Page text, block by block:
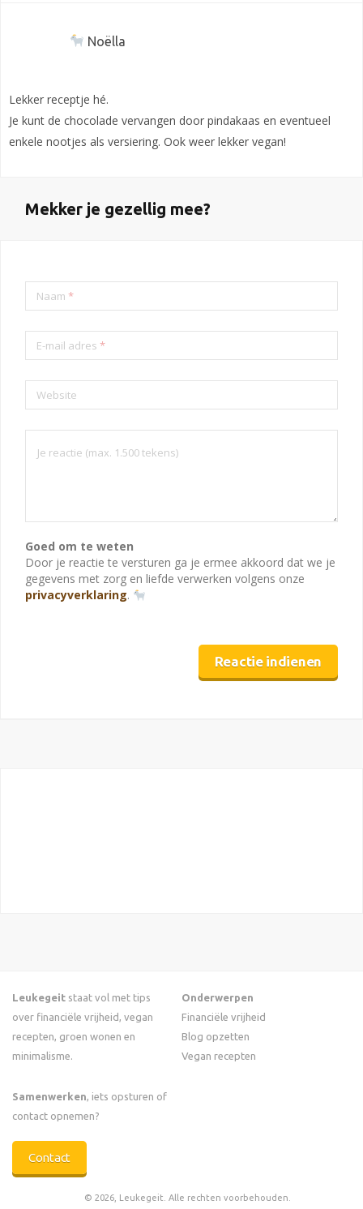
Noëlla
Lekker receptje hé.
Je kunt de chocolade vervangen door pindakaas en eventueel
enkele nootjes als versiering. Ook weer lekker vegan!
Mekker je gezellig mee?
Naam *
E-mail adres *
Website
Goed om te weten
Door je reactie te versturen ga je ermee akkoord dat we je
gegevens met zorg en liefde verwerken volgens onze
privacyverklaring.
Leukegeit staat vol met tips
over financiële vrijheid, vegan
recepten, groen wonen en
minimalisme.
Samenwerken, iets opsturen of
contact opnemen?
Contact
Onderwerpen
Financiële vrijheid
Blog opzetten
Vegan recepten
© 2026, Leukegeit. Alle rechten voorbehouden.